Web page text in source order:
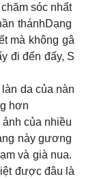
sóc nhất
thánhDạng
mà không gâ
đi đến đấy, S
da của nàn
hơn
của nhiều
này gương
và già nua.
được đâu là